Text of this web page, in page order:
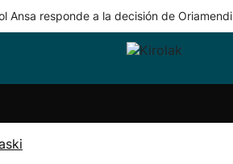
Ansa responde a la decisión de Oriamendi
Equipos